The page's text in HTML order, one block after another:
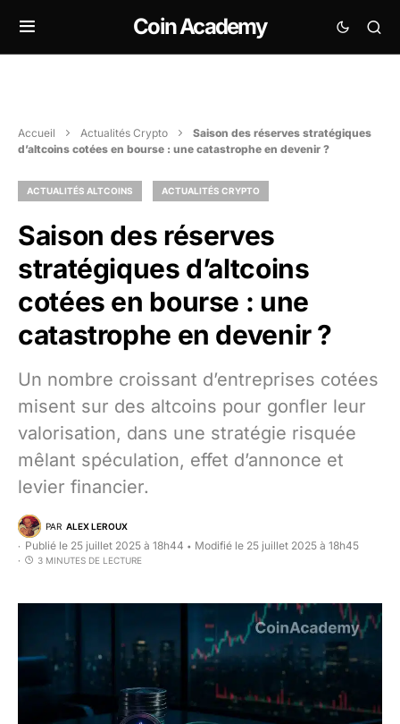
Coin Academy
Accueil Actualités Crypto
Saison des réserves stratégiques
d’altcoins cotées en bourse : une catastrophe en devenir ?
ACTUALITÉS ALTCOINS ACTUALITÉS CRYPTO
Saison des réserves
stratégiques d’altcoins
cotées en bourse : une
catastrophe en devenir ?
Un nombre croissant d’entreprises cotées
misent sur des altcoins pour gonfler leur
valorisation, dans une stratégie risquée
mêlant spéculation, effet d’annonce et
levier financier.
PAR ALEX LEROUX
Publié le 25 juillet 2025 à 18h44 • Modifié le 25 juillet 2025 à 18h45
3 MINUTES DE LECTURE